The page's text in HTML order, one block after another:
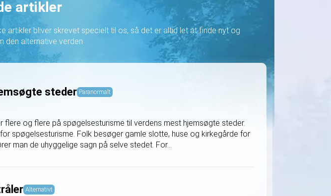
med ærlige og jordnære...
artikler
artikler bliver skrevet specielt til os, så det er altid let at finde nyt og
den alternative verden
steder Paranormalt
flere og flere på spøgelsesturisme til verdens mest hjemsøgte steder.
spøgelsesturisme. Folk besøger gamle slotte, huse og kirkegårde for
man de uhyggelige sagn på selve stedet. For...
Alternativt